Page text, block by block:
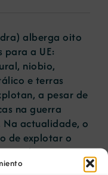
alberga oito
a UE:
niobio,
e terras
a pesar de
na guerra
Na actualidade, o
de explotar o
abastecer á